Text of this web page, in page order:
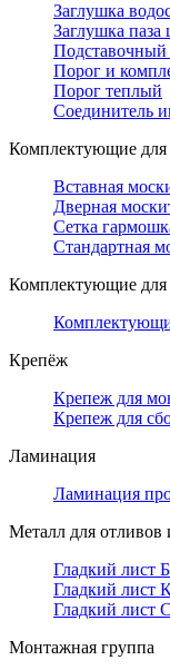
Заглушка
Заглушка паза
Подставочный
Порог и
Порог теплый
Соединитель
Комплектующие для
Вставная
Дверная
Сетка
Стандартная
Комплектующие для
Крепёж
Крепеж для
Крепеж для
Ламинация
Ламинация
Металл для отливов
Гладкий лист
Гладкий лист
Гладкий лист
Монтажная группа